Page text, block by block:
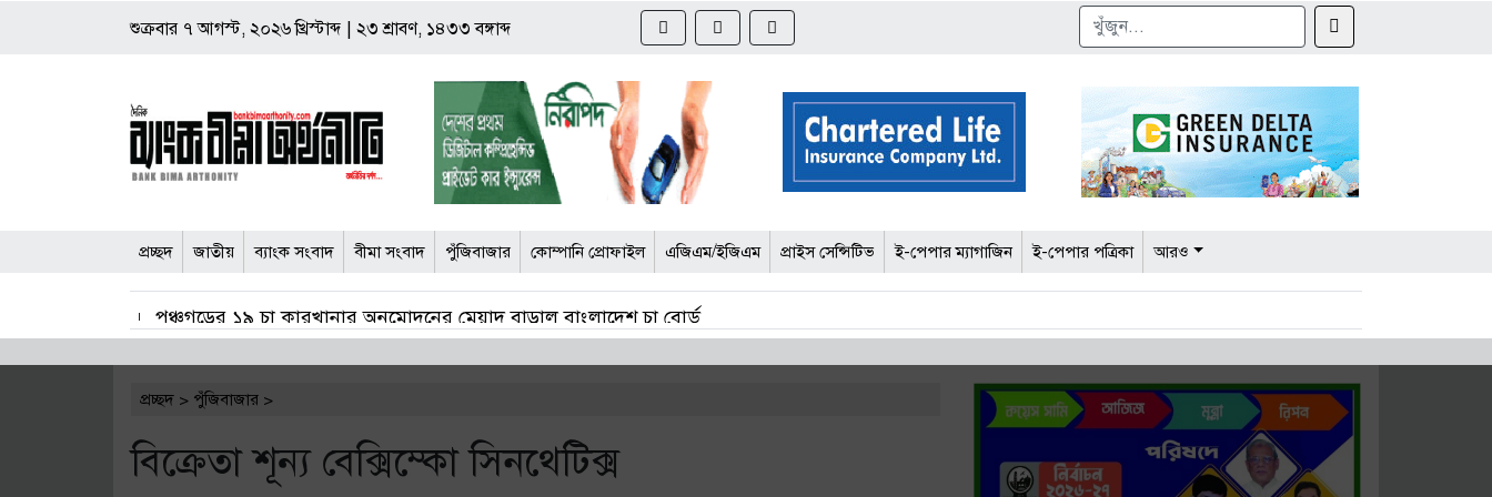
শুক্রবার ৭ আগস্ট, ২০২৬ খ্রিস্টাব্দ ২৩ শ্রাবণ, ১৪৩৩ বঙ্গাব্দ
প্রচ্ছদ জাতীয় ব্যাংক সংবাদ বীমা সংবাদ পুঁজিবাজার কোম্পানি প্রোফাইল এজিএম/ইজিএম প্রাইস সেন্সিটিভ ই-পেপার ম্যাগাজিন ই-পেপার পত্রিকা আরও
পঞ্চগড়ের ১৯ চা কারখানার অনুমোদনের মেয়াদ বাড়াল বাংলাদেশ চা বোর্ড
জাল শেয়ার জামানতে ঋণ: ঢাকা ব্যাংকের সাবেক চার কর্মকর্তার সর্বোচ্চ ১০ বছরের কারাদণ্ড
বীমা দাবি নিষ্পত্তিতে বাধ্যতামূলক অডিট রিপোর্টে আপত্তি বিআইএর
শেয়ার কারসাজি মামলা: সাকিবসহ ১৫ জনের বিরুদ্ধে তদন্ত শেষ পর্যায়ে, শিগগিরই চার্জশিট
প্রচ্ছদ > পুঁজিবাজার >
বিক্রেতা শূন্য বেক্সিম্কো সিনথেটিক্স